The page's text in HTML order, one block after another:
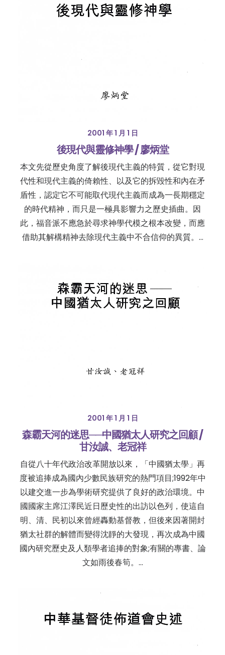
2001 年 1 月 1 日
後現代與靈修神學 / 廖炳堂
本文先從歷史角度了解後現代主義的特質，從它對現
代性和現代主義的倚賴性、以及它的拆毀性和內在矛
盾性，認定它不可能取代現代主義而成為一長期穩定
的時代精神，而只是一極具影響力之歷史插曲。因
此，福音派不應急於尋求神學代模之根本改變，而應
借助其解構精神去除現代主義中不合信仰的異質。…
2001 年 1 月 1 日
森霸天河的迷思──中國猶太人研究之回顧 /
甘汝誠、老冠祥
自從八十年代政治改革開放以來，「中國猶太學」再
度被追捧成為國內少數民族研究的熱門項目;1992年中
以建交進一步為學術研究提供了良好的政治環境。中
國國家主席江澤民近日歷史性的出訪以色列，使這自
明、清、民初以來曾經轟動基督教，但後來因著開封
猶太社群的解體而變得沈靜的大發現，再次成為中國
國內研究歷史及人類學者追捧的對象;有關的專書、論
文如雨後春筍。…